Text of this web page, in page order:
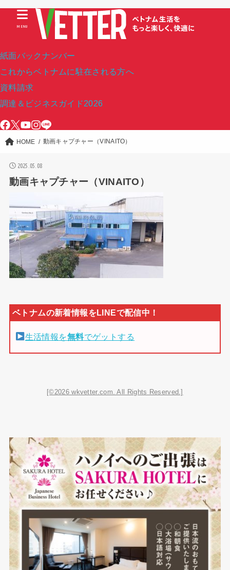
紙面バックナンバー
これからベトナムに駐在される方へ
資料請求
調達＆ビジネスガイド2026
MENU
HOME 動画キャプチャー（VINAITO）
2025.05.08
動画キャプチャー（VINAITO）
生活情報を無料でゲットする
[©2026 wkvetter.com. All Rights Reserved.]